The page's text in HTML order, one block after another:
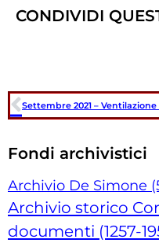
CONDIVIDI
Fondi archivistici
Archivio De Simone
Archivio storico
documenti (1257-